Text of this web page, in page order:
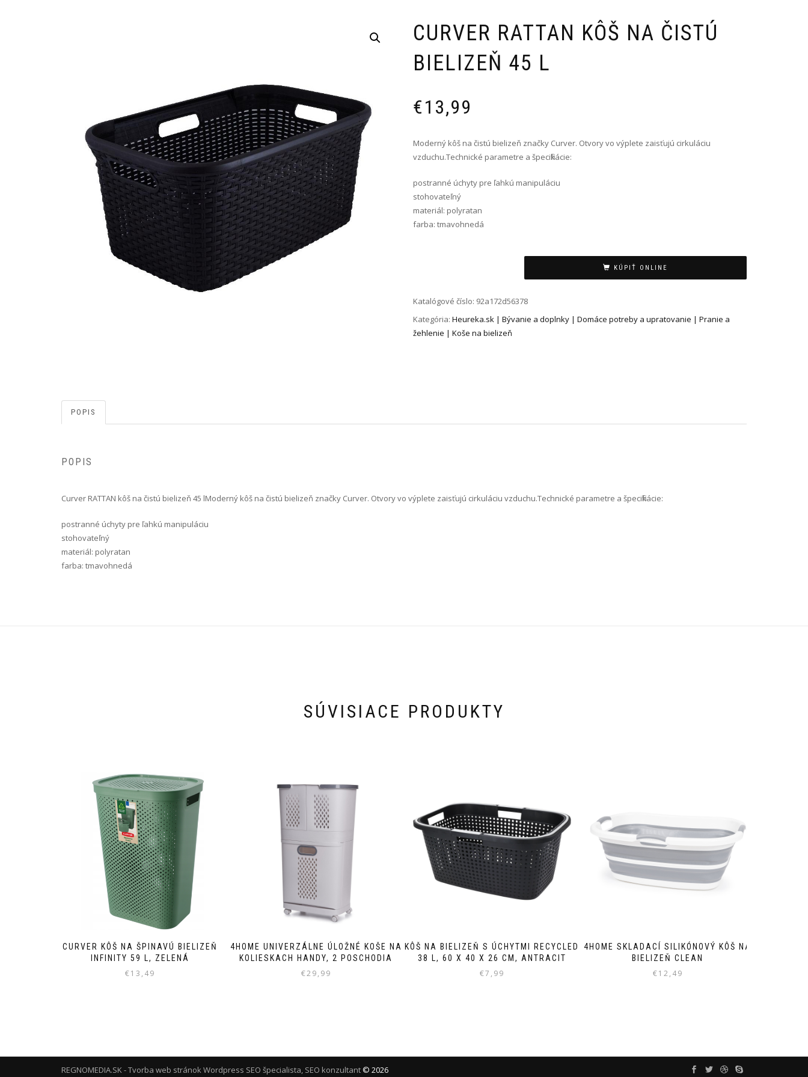
CURVER RATTAN KÔŠ NA ČISTÚ
BIELIZEŇ 45 L
€13,99
Moderný kôš na čistú bielizeň značky Curver. Otvory vo výplete zaisťujú cirkuláciu
vzduchu.Technické parametre a špecifikácie:
postranné úchyty pre ľahkú manipuláciu
stohovateľný
materiál: polyratan
farba: tmavohnedá
KÚPIŤ ONLINE
Katalógové číslo: 92a172d56378
Kategória: Heureka.sk | Bývanie a doplnky | Domáce potreby a upratovanie | Pranie a
žehlenie | Koše na bielizeň
POPIS
POPIS
Curver RATTAN kôš na čistú bielizeň 45 l Moderný kôš na čistú bielizeň značky Curver. Otvory vo výplete zaisťujú cirkuláciu vzduchu.Technické parametre a špecifikácie:
postranné úchyty pre ľahkú manipuláciu
stohovateľný
materiál: polyratan
farba: tmavohnedá
SÚVISIACE PRODUKTY
CURVER KÔŠ NA ŠPINAVÚ BIELIZEŇ
INFINITY 59 L, ZELENÁ
€13,49
4HOME UNIVERZÁLNE ÚLOŽNÉ KOŠE NA
KOLIESKACH HANDY, 2 POSCHODIA
€29,99
KÔŠ NA BIELIZEŇ S ÚCHYTMI RECYCLED
38 L, 60 X 40 X 26 CM, ANTRACIT
€7,99
4HOME SKLADACÍ SILIKÓNOVÝ KÔŠ NA
BIELIZEŇ CLEAN
€12,49
REGNOMEDIA.SK - Tvorba web stránok Wordpress SEO špecialista, SEO konzultant © 2026